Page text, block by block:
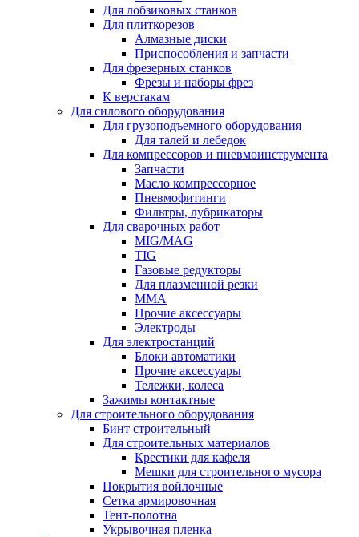
Для лобзиковых станков
Для плиткорезов
Алмазные диски
Приспособления и запчасти
Для фрезерных станков
Фрезы и наборы фрез
К верстакам
Для силового оборудования
Для грузоподъемного оборудования
Для талей и лебедок
Для компрессоров и пневмоинструмента
Запчасти
Масло компрессорное
Пневмофитинги
Фильтры, лубрикаторы
Для сварочных работ
MIG/MAG
TIG
Газовые редукторы
Для плазменной резки
ММА
Прочие аксессуары
Электроды
Для электростанций
Блоки автоматики
Прочие аксессуары
Тележки, колеса
Зажимы контактные
Для строительного оборудования
Бинт строительный
Для строительных материалов
Крестики для кафеля
Мешки для строительного мусора
Покрытия войлочные
Сетка армировочная
Тент-полотна
Укрывочная пленка